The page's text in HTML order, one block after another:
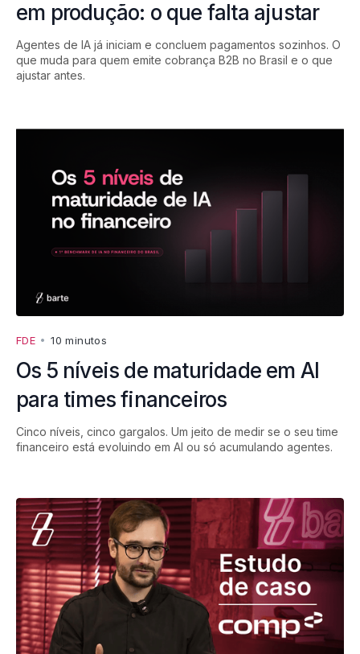
em produção: o que falta ajustar
Agentes de IA já iniciam e concluem pagamentos sozinhos. O
que muda para quem emite cobrança B2B no Brasil e o que
ajustar antes.
FDE •10 minutos
Os 5 níveis de maturidade em AI
para times financeiros
Cinco níveis, cinco gargalos. Um jeito de medir se o seu time
financeiro está evoluindo em AI ou só acumulando agentes.